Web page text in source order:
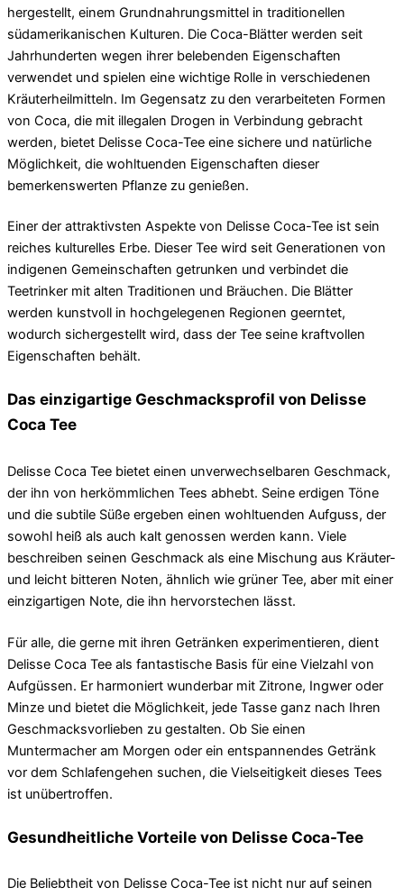
hergestellt, einem Grundnahrungsmittel in traditionellen
südamerikanischen Kulturen. Die Coca-Blätter werden seit
Jahrhunderten wegen ihrer belebenden Eigenschaften
verwendet und spielen eine wichtige Rolle in verschiedenen
Kräuterheilmitteln. Im Gegensatz zu den verarbeiteten Formen
von Coca, die mit illegalen Drogen in Verbindung gebracht
werden, bietet Delisse Coca-Tee eine sichere und natürliche
Möglichkeit, die wohltuenden Eigenschaften dieser
bemerkenswerten Pflanze zu genießen.
Einer der attraktivsten Aspekte von Delisse Coca-Tee ist sein
reiches kulturelles Erbe. Dieser Tee wird seit Generationen von
indigenen Gemeinschaften getrunken und verbindet die
Teetrinker mit alten Traditionen und Bräuchen. Die Blätter
werden kunstvoll in hochgelegenen Regionen geerntet,
wodurch sichergestellt wird, dass der Tee seine kraftvollen
Eigenschaften behält.
Das einzigartige Geschmacksprofil von Delisse
Coca Tee
Delisse Coca Tee bietet einen unverwechselbaren Geschmack,
der ihn von herkömmlichen Tees abhebt. Seine erdigen Töne
und die subtile Süße ergeben einen wohltuenden Aufguss, der
sowohl heiß als auch kalt genossen werden kann. Viele
beschreiben seinen Geschmack als eine Mischung aus Kräuter-
und leicht bitteren Noten, ähnlich wie grüner Tee, aber mit einer
einzigartigen Note, die ihn hervorstechen lässt.
Für alle, die gerne mit ihren Getränken experimentieren, dient
Delisse Coca Tee als fantastische Basis für eine Vielzahl von
Aufgüssen. Er harmoniert wunderbar mit Zitrone, Ingwer oder
Minze und bietet die Möglichkeit, jede Tasse ganz nach Ihren
Geschmacksvorlieben zu gestalten. Ob Sie einen
Muntermacher am Morgen oder ein entspannendes Getränk
vor dem Schlafengehen suchen, die Vielseitigkeit dieses Tees
ist unübertroffen.
Gesundheitliche Vorteile von Delisse Coca-Tee
Die Beliebtheit von Delisse Coca-Tee ist nicht nur auf seinen